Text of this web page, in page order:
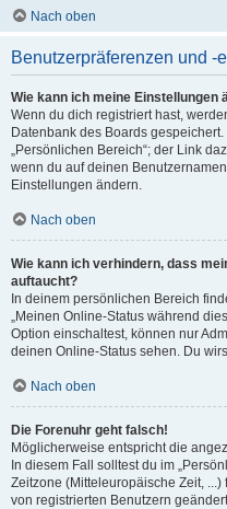
Nach oben
Benutzerpräferenzen und -
Wie kann ich meine Einstellungen
Wenn du dich registriert hast,
Datenbank des Boards
„Persönlichen Bereich“; der Link
wenn du auf deinen
Einstellungen ändern.
Nach oben
Wie kann ich verhindern, dass
auftaucht?
In deinem persönlichen Bereich
„Meinen Online-Status während
Option einschaltest, können nur
deinen Online-Status sehen. Du
Nach oben
Die Forenuhr geht falsch!
Möglicherweise entspricht die
In diesem Fall solltest du im
Zeitzone (Mitteleuropäische Zeit,
von registrierten Benutzern